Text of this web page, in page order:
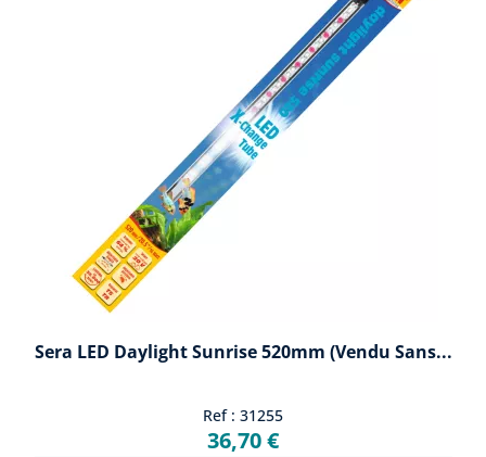
Sera LED Daylight Sunrise 520mm (vendu Sans...
Ref : 31255
36,70 €